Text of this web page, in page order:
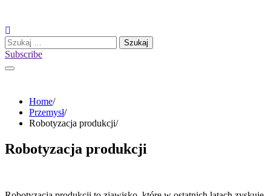
content
Szukaj:
Subscribe
Home
Przemysł
Robotyzacja produkcji
Robotyzacja produkcji